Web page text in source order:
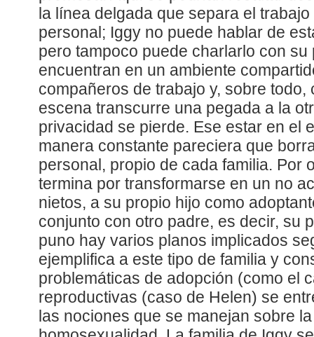
la línea delgada que separa el
personal; Iggy no puede hablar de
pero tampoco puede charlarlo con su
encuentran en un ambiente
compañeros de trabajo y, sobre todo,
escena transcurre una pegada a la
privacidad se pierde. Ese estar en el
manera constante pareciera que
personal, propio de cada familia. Por
termina por transformarse en un no
nietos, a su propio hijo como
conjunto con otro padre, es decir, su
puno hay varios planos implicados
ejemplifica a este tipo de familia y
problemáticas de adopción (como el
reproductivas (caso de Helen) se
las nociones que se manejan sobre